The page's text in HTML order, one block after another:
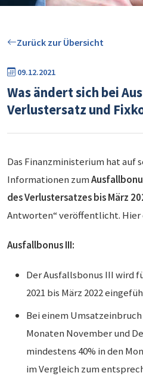
Zurück zur Übersicht
09.12.2021
Was ändert sich bei
Verlustersatz und
Das Finanzministerium hat auf
Informationen zum
des Verlustersatzes bis März
Antworten“ veröffentlicht. Hier
Ausfallbonus III:
Der Ausfallsbonus III wird
2021 bis März 2022
Bei einem
Monaten November und
mindestens 40% in den
im Vergleich zum